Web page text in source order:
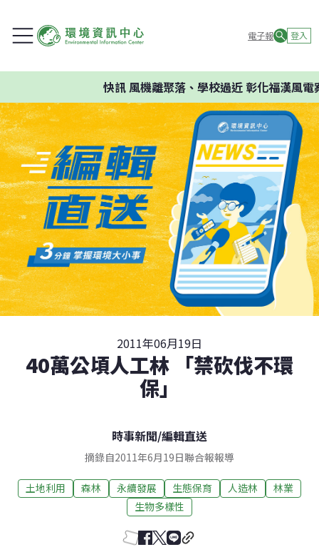
電子報 登入
快訊風機離聚落、學校過近 彰化福漢風電
2011年06月19日
40萬公頃人工林 「禁砍伐不環
保」
時事新聞/編輯直送
摘錄自2011年6月19日聯合報報導
土地利用 森林 永續發展 生態保育 人造林
林業
生物多樣性